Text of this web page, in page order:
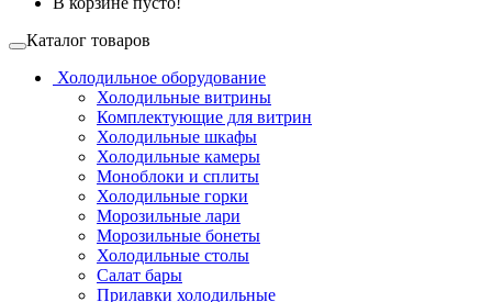
Каталог товаров
Холодильное оборудование
Холодильные витрины
Комплектующие для витрин
Холодильные шкафы
Холодильные камеры
Моноблоки и сплиты
Холодильные горки
Морозильные лари
Морозильные бонеты
Холодильные столы
Салат бары
Прилавки холодильные